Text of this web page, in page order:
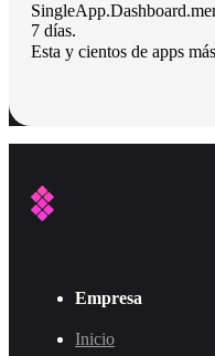
7 días.
Esta y cientos de apps
Empresa
Inicio